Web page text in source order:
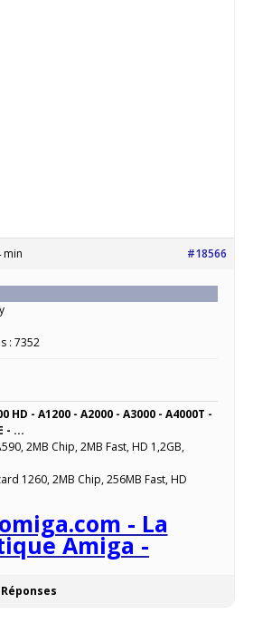
min #18566
: 7352
HD - A1200 - A2000 - A3000 - A4000T -
- ...
2MB Chip, 2MB Fast, HD 1,2GB,
1260, 2MB Chip, 256MB Fast, HD
- La
Amiga -
Réponses